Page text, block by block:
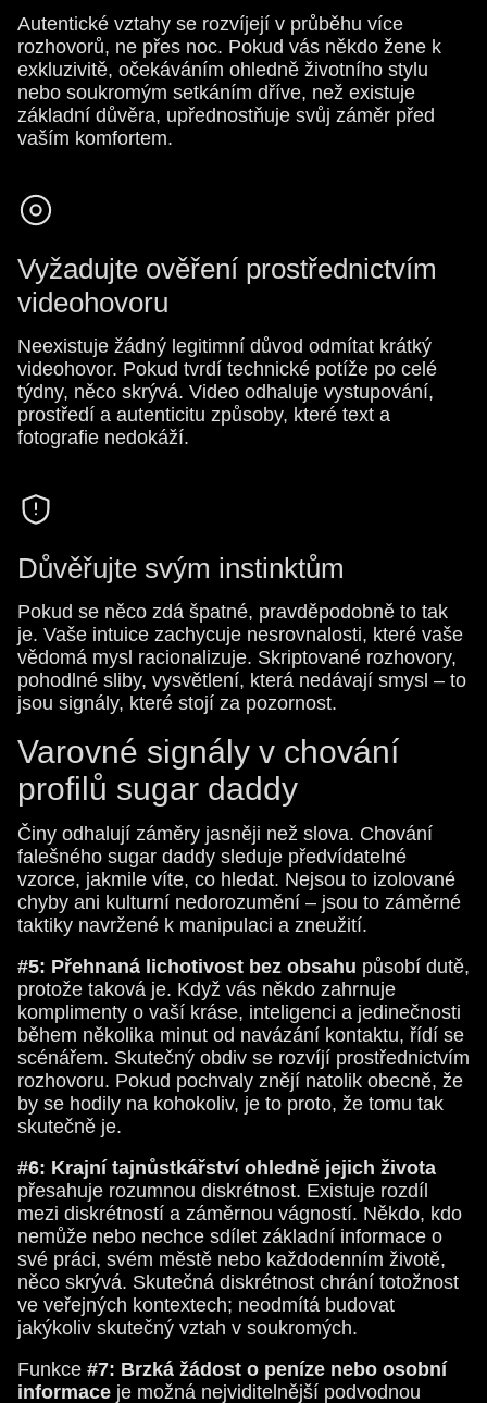
Autentické vztahy se rozvíjejí v průběhu více
rozhovorů, ne přes noc. Pokud vás někdo žene k
exkluzivitě, očekáváním ohledně životního stylu
nebo soukromým setkáním dříve, než existuje
základní důvěra, upřednostňuje svůj záměr před
vaším komfortem.
Vyžadujte ověření prostřednictvím
videohovoru
Neexistuje žádný legitimní důvod odmítat krátký
videohovor. Pokud tvrdí technické potíže po celé
týdny, něco skrývá. Video odhaluje vystupování,
prostředí a autenticitu způsoby, které text a
fotografie nedokáží.
Důvěřujte svým instinktům
Pokud se něco zdá špatné, pravděpodobně to tak
je. Vaše intuice zachycuje nesrovnalosti, které vaše
vědomá mysl racionalizuje. Skriptované rozhovory,
pohodlné sliby, vysvětlení, která nedávají smysl – to
jsou signály, které stojí za pozornost.
Varovné signály v chování
profilů sugar daddy
Činy odhalují záměry jasněji než slova. Chování
falešného sugar daddy sleduje předvídatelné
vzorce, jakmile víte, co hledat. Nejsou to izolované
chyby ani kulturní nedorozumění – jsou to záměrné
taktiky navržené k manipulaci a zneužití.
#5: Přehnaná lichotivost bez obsahu působí dutě,
protože taková je. Když vás někdo zahrnuje
komplimenty o vaší kráse, inteligenci a jedinečnosti
během několika minut od navázání kontaktu, řídí se
scénářem. Skutečný obdiv se rozvíjí prostřednictvím
rozhovoru. Pokud pochvaly znějí natolik obecně, že
by se hodily na kohokoliv, je to proto, že tomu tak
skutečně je.
#6: Krajní tajnůstkářství ohledně jejich života
přesahuje rozumnou diskrétnost. Existuje rozdíl
mezi diskrétností a záměrnou vágností. Někdo, kdo
nemůže nebo nechce sdílet základní informace o
své práci, svém městě nebo každodenním životě,
něco skrývá. Skutečná diskrétnost chrání totožnost
ve veřejných kontextech; neodmítá budovat
jakýkoliv skutečný vztah v soukromých.
Funkce #7: Brzká žádost o peníze nebo osobní
informace je možná nejviditelnější podvodnou